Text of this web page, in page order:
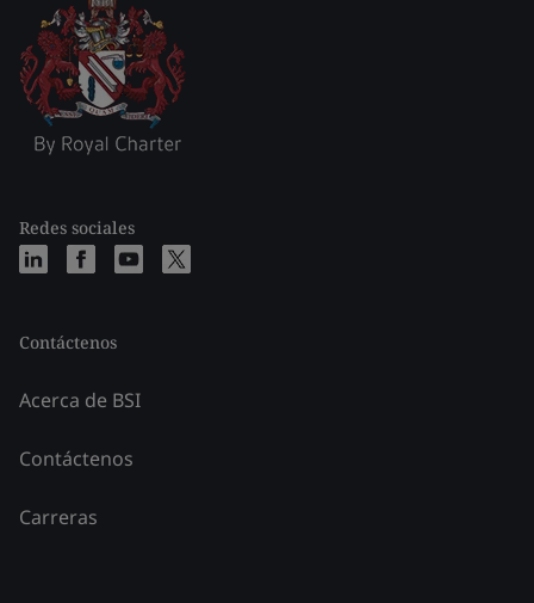
Redes sociales
Contáctenos
Acerca de BSI
Contáctenos
Carreras